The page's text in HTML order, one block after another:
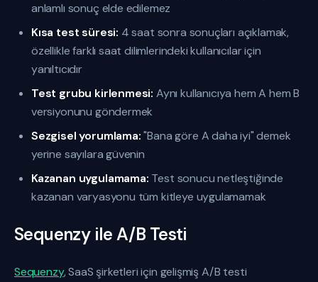
anlamlı sonuç elde edilemez
Kısa test süresi: 4 saat sonra sonuçları açıklamak,
özellikle farklı saat dilimlerindeki kullanıcılar için
yanıltıcıdır
Test grubu kirlenmesi: Aynı kullanıcıya hem A hem B
versiyonunu göndermek
Sezgisel yorumlama:"Bana göre A daha iyi" demek
yerine sayılara güvenin
Kazanan uygulamama: Test sonucu netleştiğinde
kazanan varyasyonu tüm kitleye uygulamamak
Sequenzy ile A/B Testi
Sequenzy, SaaS şirketleri için gelişmiş A/B testi